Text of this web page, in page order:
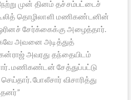
முன் தினம் தச்சம்பட்டைச்
தொழிலாளி மணிகண்டனின்
சேர்க்கைக்கு அழைத்தார்.
அவனை அடித்துத்
அவரது தந்தையிடம்
மணிகண்டன் சேத்துப்பட்டு
செய்தார். போலீசார் விசாரித்து